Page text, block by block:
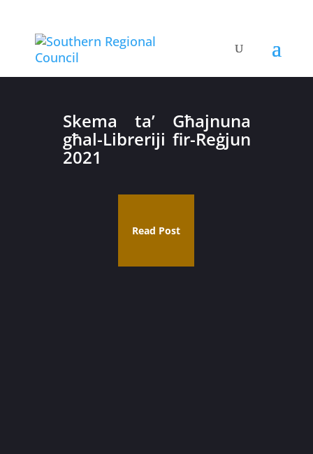
Skema ta’ Għajnuna
għal-Libreriji fir-Reġjun
2021
Read Post